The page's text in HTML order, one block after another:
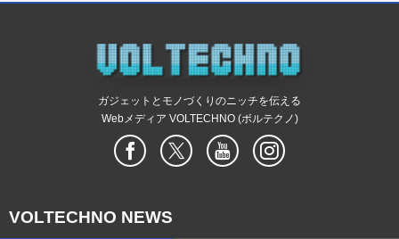
ガジェットとモノづくりのニッチを伝える
Webメディア VOLTECHNO (ボルテクノ)
VOLTECHNO NEWS